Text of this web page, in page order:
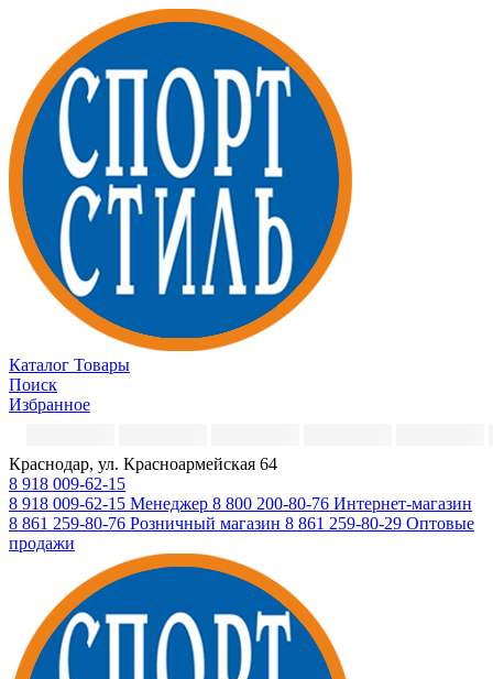
Каталог Товары
Поиск
Избранное
Краснодар, ул. Красноармейская 64
8 918 009-62-15
8 918 009-62-15 Менеджер 8 800 200-80-76 Интернет-магазин
8 861 259-80-76 Розничный магазин 8 861 259-80-29 Оптовые
продажи